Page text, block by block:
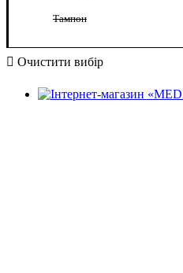
Тампон
Очистити вибір